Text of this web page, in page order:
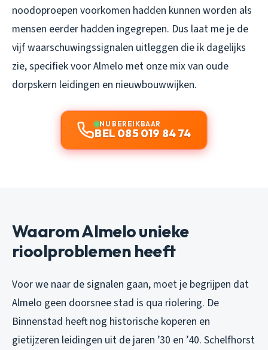
noodoproepen voorkomen hadden kunnen worden als
mensen eerder hadden ingegrepen. Dus laat me je de
vijf waarschuwingssignalen uitleggen die ik dagelijks
zie, specifiek voor Almelo met onze mix van oude
dorpskern leidingen en nieuwbouwwijken.
NU BEREIKBAAR
BEL 085 019 84 74
Waarom Almelo unieke
rioolproblemen heeft
Voor we naar de signalen gaan, moet je begrijpen dat
Almelo geen doorsnee stad is qua riolering. De
Binnenstad heeft nog historische koperen en
gietijzeren leidingen uit de jaren ’30 en ’40. Schelfhorst